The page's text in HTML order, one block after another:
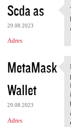
Scda as
29.08.2023
Adres
MetaMask
Wallet
29.08.2023
Adres
It